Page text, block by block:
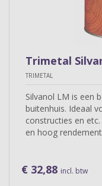
Trimetal
TRIMETAL
Silvanol LM is een
buitenhuis. Ideaal
constructies en
en hoog
€ 32,88 incl. btw